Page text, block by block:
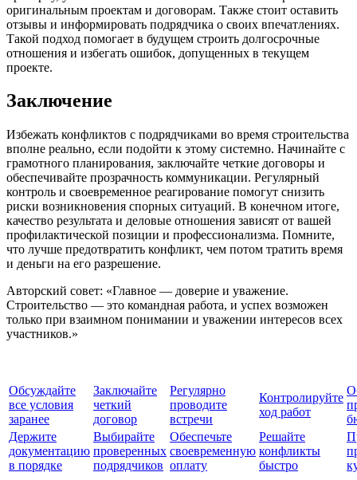
оригинальным проектам и договорам. Также стоит оставить
отзывы и информировать подрядчика о своих впечатлениях.
Такой подход помогает в будущем строить долгосрочные
отношения и избегать ошибок, допущенных в текущем
проекте.
Заключение
Избежать конфликтов с подрядчиками во время строительства
вполне реально, если подойти к этому системно. Начинайте с
грамотного планирования, заключайте четкие договоры и
обеспечивайте прозрачность коммуникации. Регулярный
контроль и своевременное реагирование помогут снизить
риски возникновения спорных ситуаций. В конечном итоге,
качество результата и деловые отношения зависят от вашей
профилактической позиции и профессионализма. Помните,
что лучше предотвратить конфликт, чем потом тратить время
и деньги на его разрешение.
Авторский совет: «Главное — доверие и уважение.
Строительство — это командная работа, и успех возможен
только при взаимном понимании и уважении интересов всех
участников.»
Обсуждайте
все условия
заранее
Заключайте
четкий
договор
Регулярно
проводите
встречи
Контролируйте
ход работ
Держите
документацию
в порядке
Выбирайте
проверенных
подрядчиков
Обеспечьте
своевременную
оплату
Решайте
конфликты
быстро